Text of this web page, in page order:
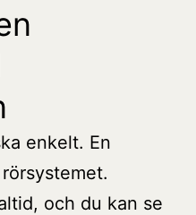
enkelt. En
och du kan se